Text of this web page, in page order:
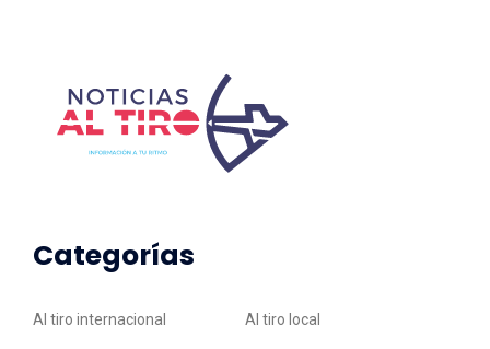
Categorías
Al tiro internacional Al tiro local